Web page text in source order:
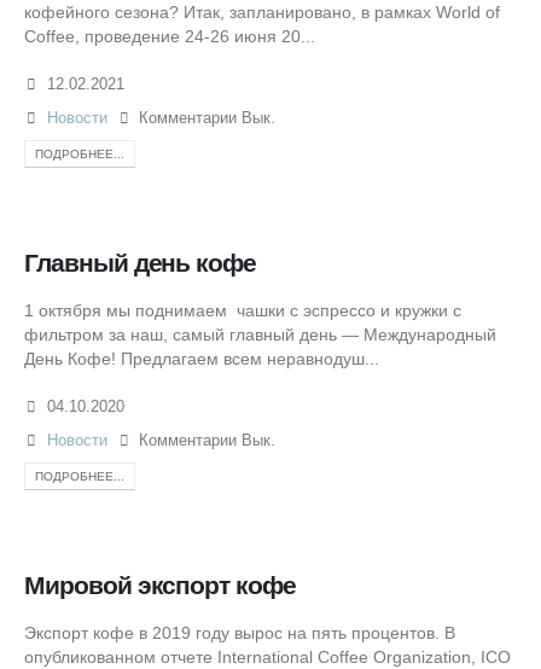
кофейного сезона? Итак, запланировано, в рамках World of
Coffee, проведение 24-26 июня 20...
12.02.2021
Новости
Комментарии Вык.
ПОДРОБНЕЕ...
Главный день кофе
1 октября мы поднимаем чашки с эспрессо и кружки с
фильтром за наш, самый главный день — Международный
День Кофе! Предлагаем всем неравнодуш...
04.10.2020
Новости
Комментарии Вык.
ПОДРОБНЕЕ...
Мировой экспорт кофе
Экспорт кофе в 2019 году вырос на пять процентов. В
опубликованном отчете International Coffee Organization, ICO